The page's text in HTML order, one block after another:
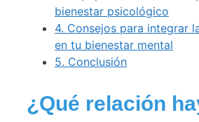
bienestar psicológico
4. Consejos para integrar
en tu bienestar mental
5. Conclusión
¿Qué relación